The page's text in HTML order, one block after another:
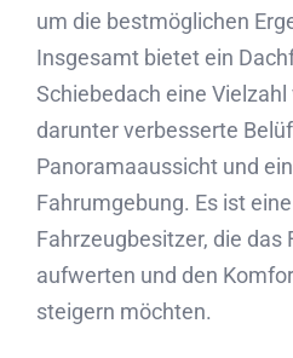
um die bestmöglichen
Insgesamt bietet ein
Schiebedach eine Vielzahl
darunter verbesserte
Panoramaaussicht und
Fahrumgebung. Es ist
Fahrzeugbesitzer, die das
aufwerten und den
steigern möchten.